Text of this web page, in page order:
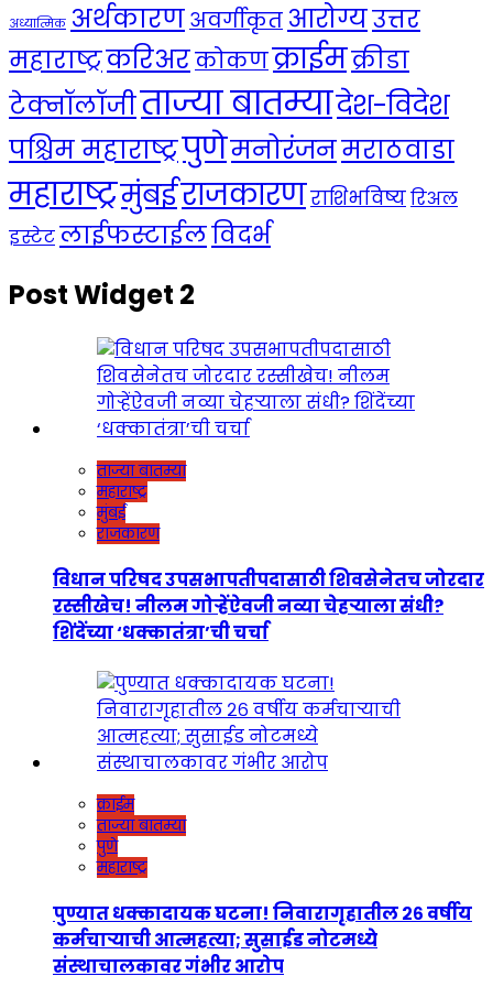
अध्यात्मिक अर्थकारणअवर्गीकृत आरोग्यउत्तर
महाराष्ट्रकरिअरकोकणक्राईमक्रीडा
टेक्नॉलॉजीताज्या बातम्यादेश-विदेश
पश्चिम महाराष्ट्रपुणेमनोरंजनमराठवाडा
महाराष्ट्रमुंबईराजकारणराशिभविष्यरिअल
इस्टेटलाईफस्टाईलविदर्भ
Post Widget 2
ताज्या बातम्या
महाराष्ट्र
मुंबई
राजकारण
विधान परिषद उपसभापतीपदासाठी शिवसेनेतच जोरदार
रस्सीखेच! नीलम गोऱ्हेंऐवजी नव्या चेहऱ्याला संधी?
शिंदेंच्या ‘धक्कातंत्रा’ची चर्चा
क्राईम
ताज्या बातम्या
पुणे
महाराष्ट्र
पुण्यात धक्कादायक घटना! निवारागृहातील २६ वर्षीय
कर्मचाऱ्याची आत्महत्या; सुसाईड नोटमध्ये
संस्थाचालकावर गंभीर आरोप